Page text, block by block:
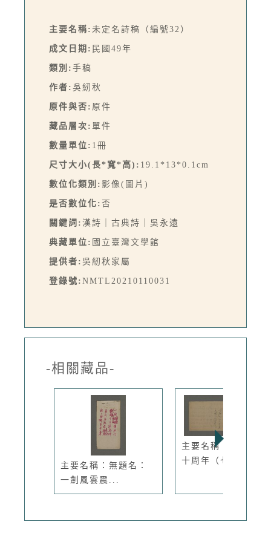
主要名稱: 未定名詩稿（編號32）
成文日期: 民國49年
類別: 手稿
作者: 吳紉秋
原件與否: 原件
藏品層次: 單件
數量單位: 1冊
尺寸大小(長*寬*高): 19.1*13*0.1cm
數位化類別: 影像(圖片)
是否數位化: 否
關鍵詞: 漢詩｜古典詩｜吳永遠
典藏單位: 國立臺灣文學館
提供者: 吳紉秋家屬
登錄號: NMTL20210110031
-相關藏品-
主要名稱：無題名：
一劍風雲震...
主要名稱：台灣光復
十周年（七...